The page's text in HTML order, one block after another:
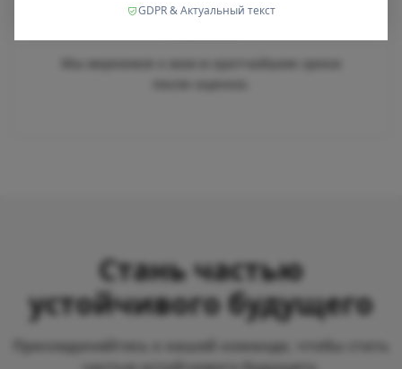
после оценки.
Стань частью
устойчивого будущего
Присоединяйтесь к нашей команде, чтобы стать
GDPR & Актуальный текст